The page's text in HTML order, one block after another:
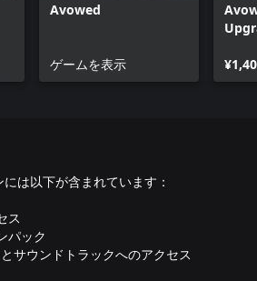
Avowed
ゲームを表示
は以下が含まれています：
ス
パック
サウンドトラックへのアクセス